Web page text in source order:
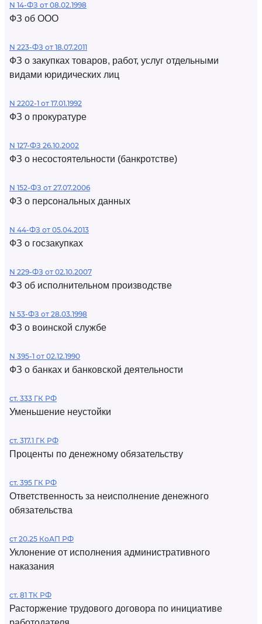
N 14-ФЗ от 08.02.1998
ФЗ об ООО
N 223-ФЗ от 18.07.2011
ФЗ о закупках товаров, работ, услуг отдельными
видами юридических лиц
N 2202-1 от 17.01.1992
ФЗ о прокуратуре
N 127-ФЗ 26.10.2002
ФЗ о несостоятельности (банкротстве)
N 152-ФЗ от 27.07.2006
ФЗ о персональных данных
N 44-ФЗ от 05.04.2013
ФЗ о госзакупках
N 229-ФЗ от 02.10.2007
ФЗ об исполнительном производстве
N 53-ФЗ от 28.03.1998
ФЗ о воинской службе
N 395-1 от 02.12.1990
ФЗ о банках и банковской деятельности
ст. 333 ГК РФ
Уменьшение неустойки
ст. 317.1 ГК РФ
Проценты по денежному обязательству
ст. 395 ГК РФ
Ответственность за неисполнение денежного
обязательства
ст 20.25 КоАП РФ
Уклонение от исполнения административного
наказания
ст. 81 ТК РФ
Расторжение трудового договора по инициативе